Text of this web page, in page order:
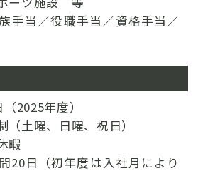
手当／役職手当／資格手当／
2025年度）
（土曜、日曜、祝日）
暇
20日（初年度は入社月により